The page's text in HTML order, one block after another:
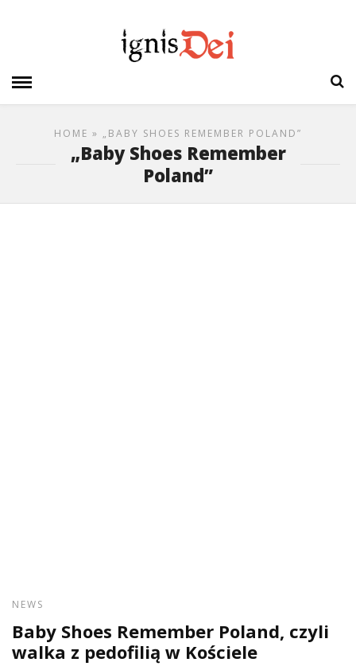
HOME » „BABY SHOES REMEMBER POLAND”
„Baby Shoes Remember
Poland”
NEWS
Baby Shoes Remember Poland, czyli
walka z pedofilią w Kościele